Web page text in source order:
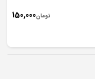
تومان150,000